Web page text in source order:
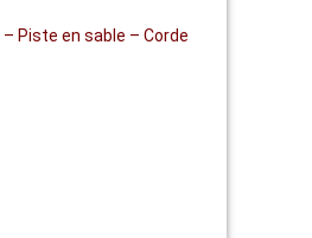
– Piste en sable – Corde